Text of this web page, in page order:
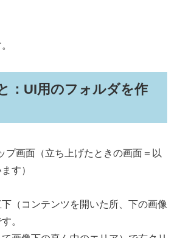
：UI用のフォルダを作
プ画面（立ち上げたときの画面＝以
す）
（コンテンツを開いた所、下の画像
。